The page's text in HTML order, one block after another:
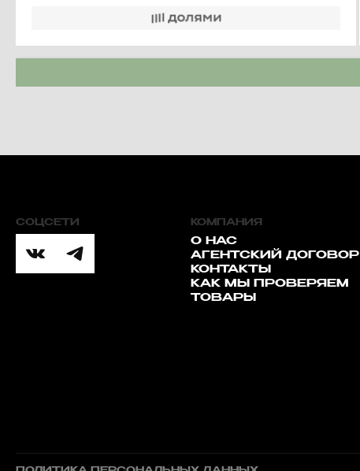
СОЦСЕТИ КОМПАНИЯ
О НАС
АГЕНТСКИЙ ДОГОВОР
КОНТАКТЫ
КАК МЫ ПРОВЕРЯЕМ
ТОВАРЫ